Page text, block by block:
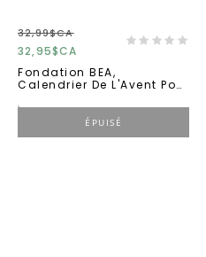
32,99$CA
32,95$CA
Fondation BEA,
Calendrier De L'Avent Pour
ÉPUISÉ